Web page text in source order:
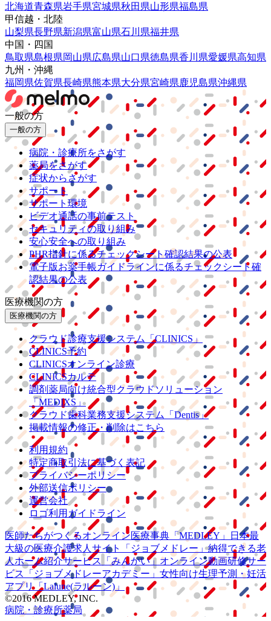
北海道青森県岩手県宮城県秋田県山形県福島県
甲信越・北陸
山梨県長野県新潟県富山県石川県福井県
中国・四国
鳥取県島根県岡山県広島県山口県徳島県香川県愛媛県高知県
九州・沖縄
福岡県佐賀県長崎県熊本県大分県宮崎県鹿児島県沖縄県
一般の方
一般の方
病院・診療所をさがす
薬局をさがす
症状からさがす
サポート
サポート環境
ビデオ通話の事前テスト
セキュリティの取り組み
安心安全への取り組み
PHR指針に係るチェックシート確認結果の公表
電子版お薬手帳ガイドラインに係るチェックシート確
認結果の公表
医療機関の方
医療機関の方
クラウド診療支援システム
「CLINICS」
CLINICS予約
CLINICSオンライン診療
CLINICSカルテ
調剤薬局向け統合型クラウドソリューション
「MEDIXS」
クラウド歯科業務支援システム
「Dentis」
掲載情報の修正・削除はこちら
利用規約
特定商取引法に基づく表記
プライバシーポリシー
外部送信ポリシー
運営会社
ロゴ利用ガイドライン
医師たちがつくるオンライン医療事典 「MEDLEY」
日本最
大級の医療介護求人サイト 「ジョブメドレー」納得できる老
人ホーム紹介サービス
「みんかい」 オンライン動画研修サー
ビス
「ジョブメドレーアカデミー」 女性向け生理予測・妊活
アプリ「Lalune(ラルーン)」
©2016 MEDLEY, INC.
病院・診療所薬局